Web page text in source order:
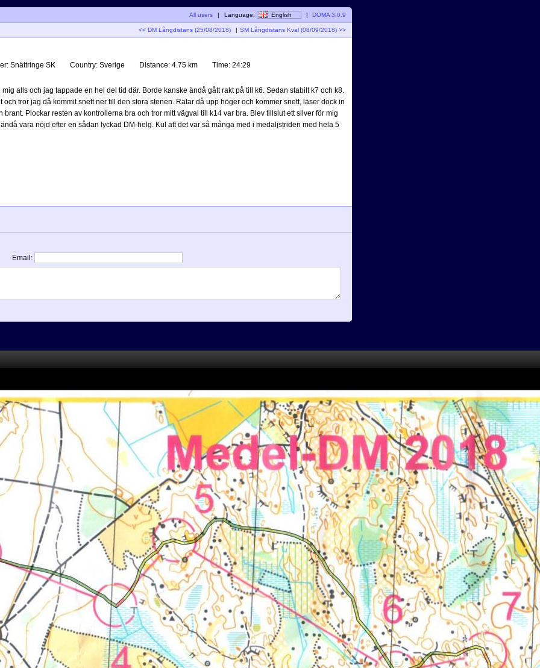
All users | Language: English | DOMA 3.0.9
<< DM Långdistans (25/08/2018) SM Långdistans Kval (08/09/2018) >>
Snättringe SK Country: Sverige Distance: 4.75 km Time: 24:29
alls och jag tappade en hel del tid där. Borde kanske ändå gått rakt på till k6. Sedan stabilt k7 och k8.
tror jag då kommit snett ner till den stora stenen. Rätar då upp höger och kommer snett, läser dock in
Plockar resten av kontrollerna bra och tror mitt vägval till k14 var bra. Blev tillslut ett silver för mig
vara nöjd efter en sådan lyckad DM-helg. Kul att det var så många med i medaljstriden med hela 5
Email: